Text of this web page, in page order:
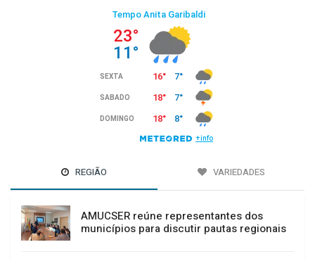
REGIÃO VARIEDADES
AMUCSER reúne representantes dos
municípios para discutir pautas regionais